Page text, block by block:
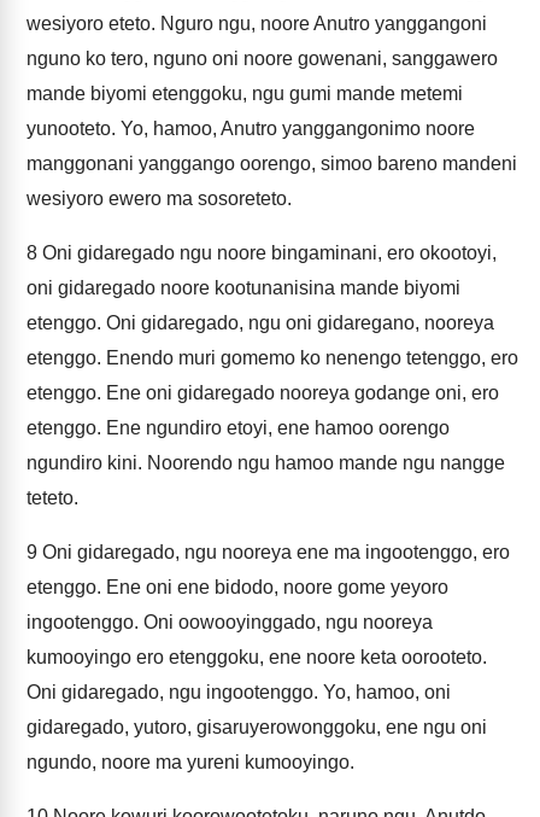
wesiyoro eteto. Nguro ngu, noore Anutro yanggangoni
nguno ko tero, nguno oni noore gowenani, sanggawero
mande biyomi etenggoku, ngu gumi mande metemi
yunooteto. Yo, hamoo, Anutro yanggangonimo noore
manggonani yanggango oorengo, simoo bareno mandeni
wesiyoro ewero ma sosoreteto.
8 Oni gidaregado ngu noore bingaminani, ero okootoyi,
oni gidaregado noore kootunanisina mande biyomi
etenggo. Oni gidaregado, ngu oni gidaregano, nooreya
etenggo. Enendo muri gomemo ko nenengo tetenggo, ero
etenggo. Ene oni gidaregado nooreya godange oni, ero
etenggo. Ene ngundiro etoyi, ene hamoo oorengo
ngundiro kini. Noorendo ngu hamoo mande ngu nangge
teteto.
9 Oni gidaregado, ngu nooreya ene ma ingootenggo, ero
etenggo. Ene oni ene bidodo, noore gome yeyoro
ingootenggo. Oni oowooyinggado, ngu nooreya
kumooyingo ero etenggoku, ene noore keta oorooteto.
Oni gidaregado, ngu ingootenggo. Yo, hamoo, oni
gidaregado, yutoro, gisaruyerowonggoku, ene ngu oni
ngundo, noore ma yureni kumooyingo.